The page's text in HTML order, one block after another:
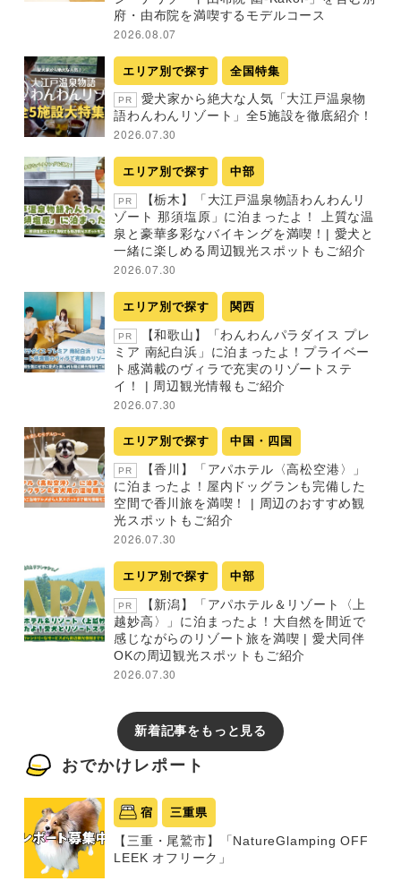
府・由布院を満喫するモデルコース
2026.08.07
エリア別で探す 全国特集
PR
愛犬家から絶大な人気「大江戸温泉物
語わんわんリゾート」全5施設を徹底紹介！
2026.07.30
エリア別で探す 中部
PR
【栃木】「大江戸温泉物語わんわんリ
ゾート 那須塩原」に泊まったよ！ 上質な温
泉と豪華多彩なバイキングを満喫！| 愛犬と
一緒に楽しめる周辺観光スポットもご紹介
2026.07.30
エリア別で探す 関西
PR
【和歌山】「わんわんパラダイス プレ
ミア 南紀白浜」に泊まったよ！プライベー
ト感満載のヴィラで充実のリゾートステ
イ！ | 周辺観光情報もご紹介
2026.07.30
エリア別で探す 中国・四国
PR
【香川】「アパホテル〈高松空港〉」
に泊まったよ！屋内ドッグランも完備した
空間で香川旅を満喫！ | 周辺のおすすめ観
光スポットもご紹介
2026.07.30
エリア別で探す 中部
PR
【新潟】「アパホテル＆リゾート〈上
越妙高〉」に泊まったよ！大自然を間近で
感じながらのリゾート旅を満喫 | 愛犬同伴
OKの周辺観光スポットもご紹介
2026.07.30
新着記事をもっと見る
おでかけレポート
宿 三重県
【三重・尾鷲市】「NatureGlamping OFF
LEEK オフリーク」